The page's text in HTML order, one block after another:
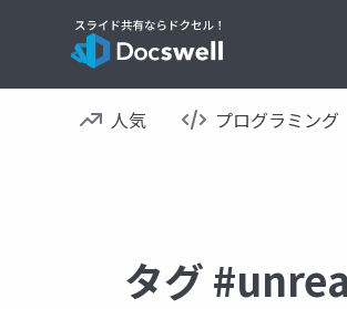
人気 プログラミング
タグ